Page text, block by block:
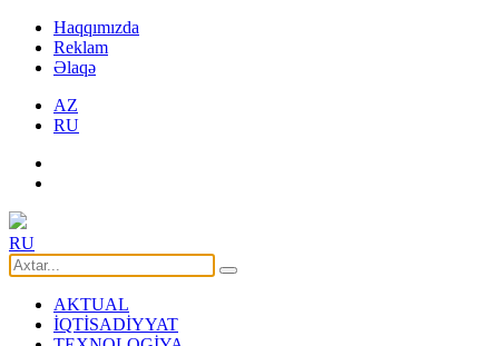
Haqqımızda
Reklam
Əlaqə
AZ
RU
RU
AKTUAL
İQTİSADİYYAT